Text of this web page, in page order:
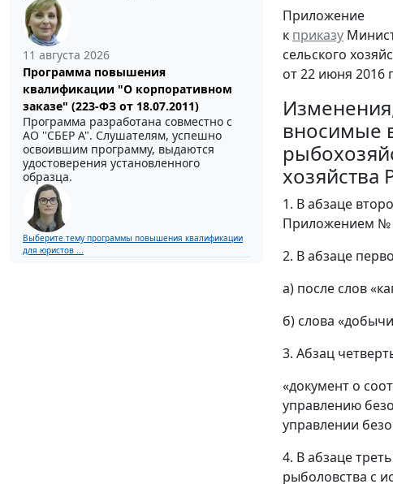
11 августа 2026
Программа повышения
квалификации "О корпоративном
заказе" (223-ФЗ от 18.07.2011)
Программа разработана совместно с
АО ''СБЕР А". Слушателям, успешно
освоившим программу, выдаются
удостоверения установленного
образца.
Выберите тему программы повышения квалификации
для юристов ...
Приложение
к приказу
сельского
от 22 июня 2016
вносимые
хозяйства
1. В абзаце
Приложением №
2. В абзаце
а) после слов
б) слова
3. Абзац
«документ о
управлению
управлении
4. В абзаце
рыболовства с